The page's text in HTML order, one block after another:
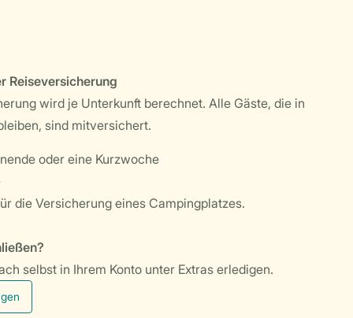
Reiseversicherung
wird je Unterkunft berechnet. Alle Gäste, die in
sind mitversichert.
oder eine Kurzwoche
die Versicherung eines Campingplatzes.
selbst in Ihrem Konto unter Extras erledigen.